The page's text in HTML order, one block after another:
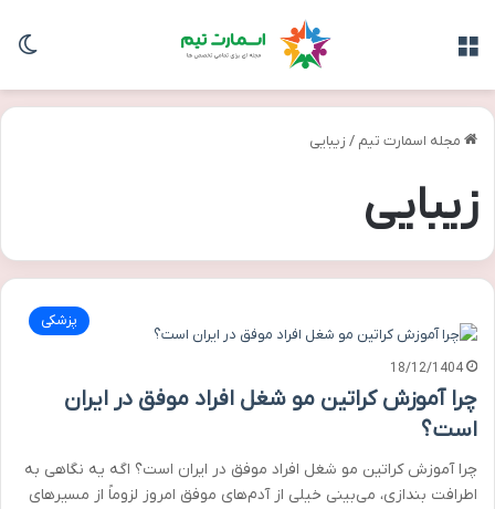
مجله اسمارت تیم / زیبایی
زیبایی
پزشکی
18/12/1404
چرا آموزش کراتین مو شغل افراد موفق در ایران
است؟
چرا آموزش کراتین مو شغل افراد موفق در ایران است؟ اگه یه نگاهی به
اطرافت بندازی، می‌بینی خیلی از آدم‌های موفق امروز لزوماً از مسیرهای